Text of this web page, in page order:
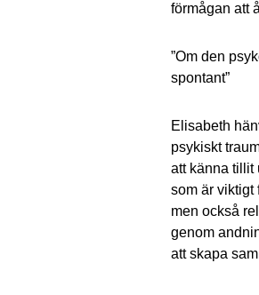
förmågan att
”Om den
spontant”
Elisabeth
psykiskt
att känna tillit
som är viktigt
men också
genom
att skapa